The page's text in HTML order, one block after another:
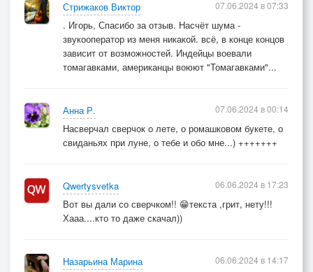
Стрижаков Виктор
. Игорь, Спасибо за отзыв. Насчёт шума -
звукооператор из меня никакой. всё, в конце концов
зависит от возможностей. Индейцы воевали
томагавками, американцы воюют "Томагавками"...
07.06.2024 в 07:33
Анна Р.
Насверчал сверчок о лете, о ромашковом букете, о
свиданьях при луне, о тебе и обо мне...) +++++++
07.06.2024 в 00:14
Qwertysvetka
Вот вы дали со сверчком!! 😁текста ,грит, нету!!!
Хааа....кто то даже скачал))
06.06.2024 в 17:23
Назарьина Марина
06.06.2024 в 14:17